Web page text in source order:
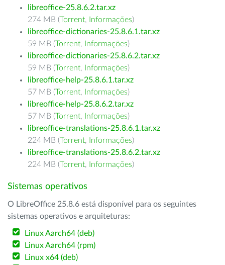
libreoffice-25.8.6.2.tar.xz
274 MB (Torrent, Informações)
libreoffice-dictionaries-25.8.6.1.tar.xz
59 MB (Torrent, Informações)
libreoffice-dictionaries-25.8.6.2.tar.xz
59 MB (Torrent, Informações)
libreoffice-help-25.8.6.1.tar.xz
57 MB (Torrent, Informações)
libreoffice-help-25.8.6.2.tar.xz
57 MB (Torrent, Informações)
libreoffice-translations-25.8.6.1.tar.xz
224 MB (Torrent, Informações)
libreoffice-translations-25.8.6.2.tar.xz
224 MB (Torrent, Informações)
Sistemas operativos
O LibreOffice 25.8.6 está disponível para os seguintes
sistemas operativos e arquiteturas:
Linux Aarch64 (deb)
Linux Aarch64 (rpm)
Linux x64 (deb)